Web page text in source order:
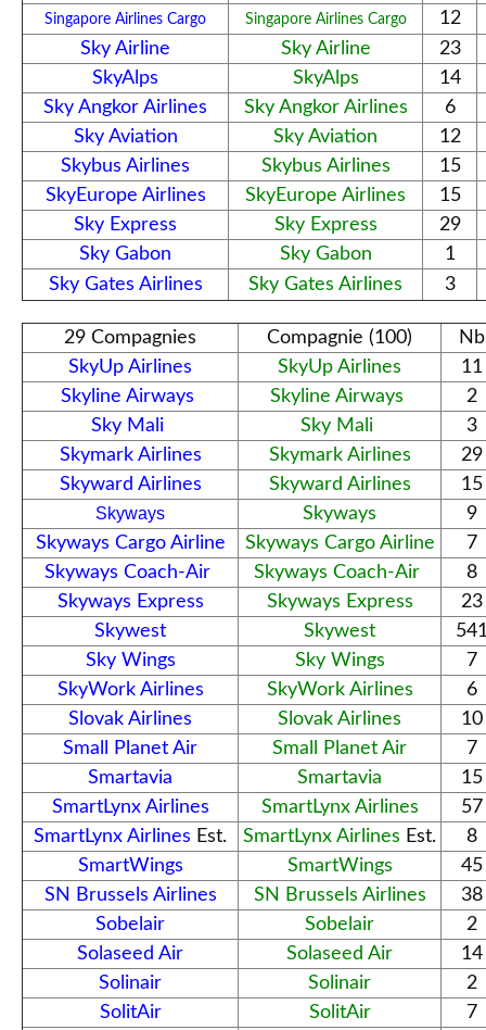
Singapore Airlines Cargo Singapore Airlines Cargo
12
Sky Airline
Sky Airline
23
SkyAlps
SkyAlps
14
Sky Angkor Airlines
Sky Angkor Airlines
6
Sky Aviation
Sky Aviation
12
Skybus Airlines
Skybus Airlines
15
SkyEurope Airlines
SkyEurope Airlines
15
Sky Express
Sky Express
29
Sky Gabon
Sky Gabon
1
Sky Gates Airlines
Sky Gates Airlines 3
29 Compagnies Compagnie (100)
Nb
SkyUp Airlines
SkyUp Airlines
11
Skyline Airways
Skyline Airways
2
Sky Mali
Sky Mali
3
Skymark Airlines
Skymark Airlines
29
Skyward Airlines
Skyward Airlines 15
Skyways Skyways
9
Skyways Cargo Airline
Skyways Cargo Airline
7
Skyways Coach-Air
Skyways Coach-Air
8
Skyways Express
Skyways Express
23
Skywest
Skywest
Sky Wings
Sky Wings
7
SkyWork Airlines
SkyWork Airlines
6
Slovak Airlines
Slovak Airlines
10
Small Planet Air
Small Planet Air
7
Smartavia
Smartavia
15
SmartLynx Airlines
SmartLynx Airlines
57
SmartLynx Airlines Est. SmartLynx Airlines Est.
8
SmartWings
SmartWings
45
SN Brussels Airlines
SN Brussels Airlines
38
Sobelair
Sobelair
2
Solaseed Air
Solaseed Air
14
Solinair
Solinair
2
SolitAir
SolitAir
7